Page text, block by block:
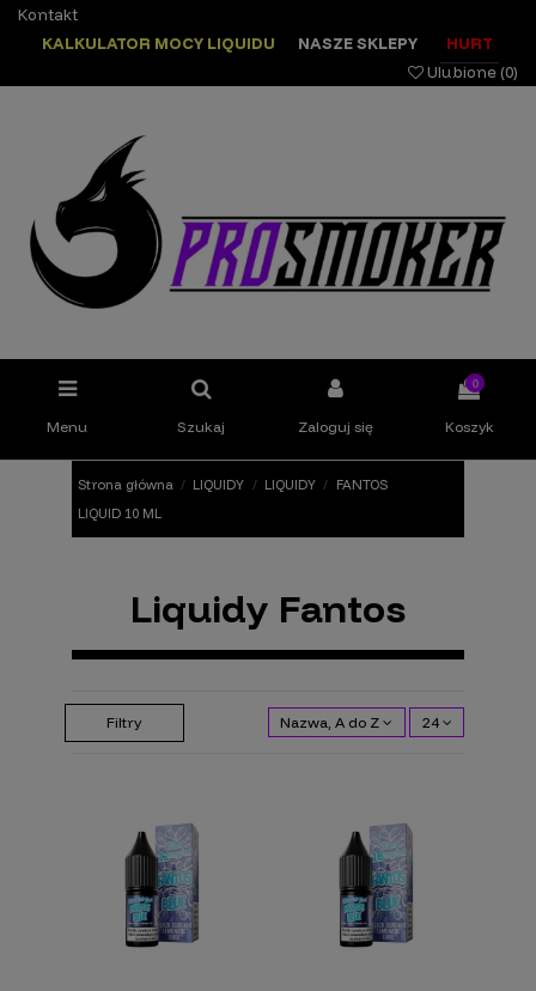
Kontakt
KALKULATOR MOCY LIQUIDU
NASZE SKLEPY
HURT
Ulubione (0)
Menu Szukaj Zaloguj się
0
Koszyk
Strona główna LIQUIDY LIQUIDY
FANTOS
LIQUID 10 ML
Liquidy Fantos
Filtry Nazwa, A do Z 24